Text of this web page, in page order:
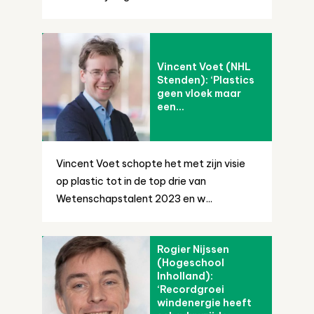
Vincent Voet (NHL
Stenden): ‘Plastics
geen vloek maar
een...
Vincent Voet schopte het met zijn visie
op plastic tot in de top drie van
Wetenschapstalent 2023 en w...
Rogier Nijssen
(Hogeschool
Inholland):
‘Recordgroei
windenergie heeft